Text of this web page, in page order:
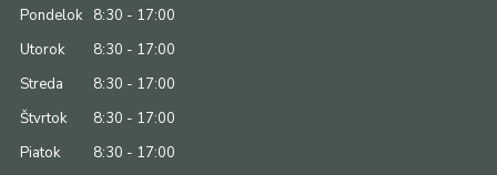
Pondelok
8:30 - 17:00
Utorok
8:30 - 17:00
Streda
8:30 - 17:00
Štvrtok
8:30 - 17:00
Piatok
8:30 - 17:00